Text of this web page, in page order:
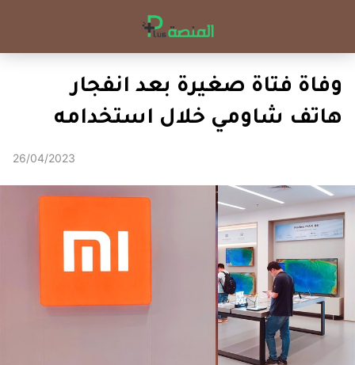
وفاة فتاة صغيرة بعد انفجار
هاتف شاومي خلال استخدامه
26/04/2023